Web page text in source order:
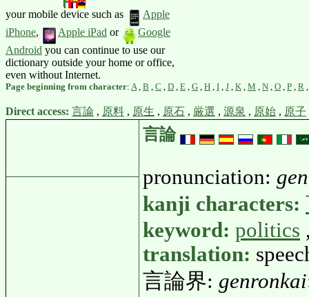
your mobile device such as
Apple
iPhone, Apple iPad or
Google
Android you can continue to use our
dictionary outside your home or office,
even without Internet.
Page beginning from character: A B C D E G H I J K M N O P R
Direct access: 言論 , 原料 , 原生 , 原石 , 厳選 , 源泉 , 原始 , 原子
言論
pronunciation:
kanji characters:
keyword: politics
translation:
言論界: genronkai